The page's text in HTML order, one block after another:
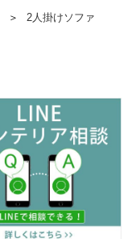
＞ 2人掛けソファ